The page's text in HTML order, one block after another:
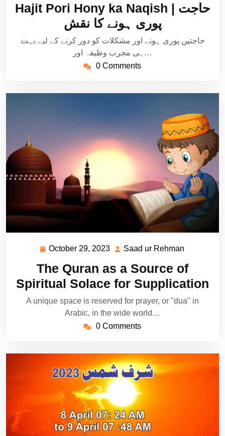
2025
Rehman
Hajit Pori Hony ka Naqish | حاجت
پوری ہونے کا نقش
حاجتیں پوری ہونے اور مشکلات کو دور کرنے کے لیے بہت
ہی مجرب وظیفہ اور…
0 Comments
October 29, 2023 October
2023
Saad ur Rehman
Rehman
The Quran as a Source of
Spiritual Solace for Supplication
A unique space is reserved for prayer, or "dua" in
Arabic, in the wide world…
0 Comments